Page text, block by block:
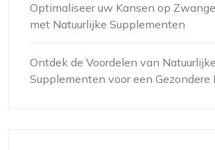
Optimaliseer uw Kansen op
met Natuurlijke Supplementen
Ontdek de Voordelen van
Supplementen voor een Gezondere